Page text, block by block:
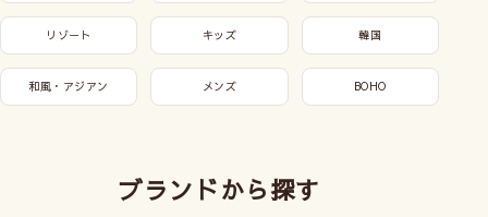
リゾート キッズ 韓国
和風・アジアン メンズ BOHO
ブランドから探す